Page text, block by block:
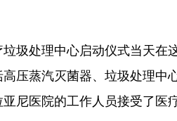
处理中心启动仪式当天在
压蒸汽灭菌器、垃圾处理
尼医院的工作人员接受了医